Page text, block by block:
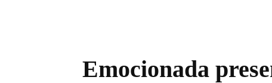
Emocionada